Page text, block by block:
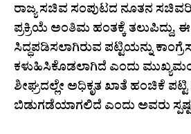
ರಾಜ್ಯ ಸಚಿವ ಸಂಪುಟದ ನೂತನ
ಪ್ರಕ್ರಿಯೆ ಅಂತಿಮ ಹಂತಕ್ಕೆ ತಲುಪಿದ್ದು, ಈ
ಸಿದ್ಧಪಡಿಸಲಾಗಿರುವ ಪಟ್ಟಿಯನ್ನು
ಕಳುಹಿಸಿಕೊಡಲಾಗಿದೆ ಎಂದು
ಶೀಘ್ರದಲ್ಲೇ ಅಧಿಕೃತ ಖಾತೆ ಹಂಚಿಕೆ
ಬಿಡುಗಡೆಯಾಗಲಿದೆ ಎಂದು ಅವರು